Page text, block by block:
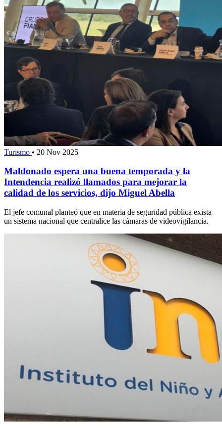
Turismo • 20 Nov 2025
Maldonado espera una buena temporada y la
Intendencia realizó llamados para mejorar la
calidad de los servicios, dijo Miguel Abella
El jefe comunal planteó que en materia de seguridad pública exista
un sistema nacional que centralice las cámaras de videovigilancia.